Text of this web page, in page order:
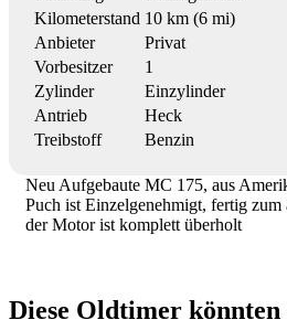
Kilometerstand 10 km (6 mi)
Anbieter
Privat
Vorbesitzer
1
Zylinder
Einzylinder
Antrieb
Heck
Treibstoff
Benzin
Neu Aufgebaute MC 175, aus
Puch ist Einzelgenehmigt, fertig zum
der Motor ist komplett überholt
Diese Oldtimer könnten